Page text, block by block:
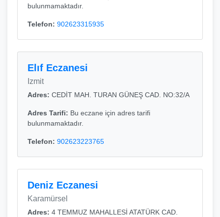
bulunmamaktadır.
Telefon: 902623315935
Elıf Eczanesi
Izmit
Adres: CEDİT MAH. TURAN GÜNEŞ CAD. NO:32/A
Adres Tarifi: Bu eczane için adres tarifi
bulunmamaktadır.
Telefon: 902623223765
Deniz Eczanesi
Karamürsel
Adres: 4 TEMMUZ MAHALLESİ ATATÜRK CAD.